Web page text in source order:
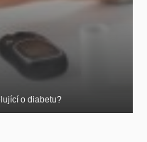
o diabetu?